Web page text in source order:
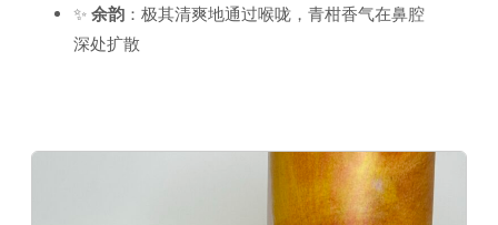
✨ 余韵 ：极其清爽地通过喉咙，青柑香气在鼻腔
深处扩散